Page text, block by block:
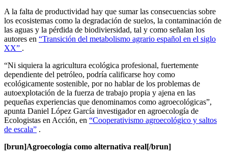
A la falta de productividad hay que sumar las consecuencias sobre
los ecosistemas como la degradación de suelos, la contaminación de
las aguas y la pérdida de biodiviersidad, tal y como señalan los
autores en “Transición del metabolismo agrario español en el siglo
XX” .
“Ni siquiera la agricultura ecológica profesional, fuertemente
dependiente del petróleo, podría calificarse hoy como
ecológicamente sostenible, por no hablar de los problemas de
autoexplotación de la fuerza de trabajo propia y ajena en las
pequeñas experiencias que denominamos como agroecológicas”,
apunta Daniel López García investigador en agroecología de
Ecologistas en Acción, en “Cooperativismo agroecológico y saltos
de escala” .
[brun]Agroecología como alternativa real[/brun]